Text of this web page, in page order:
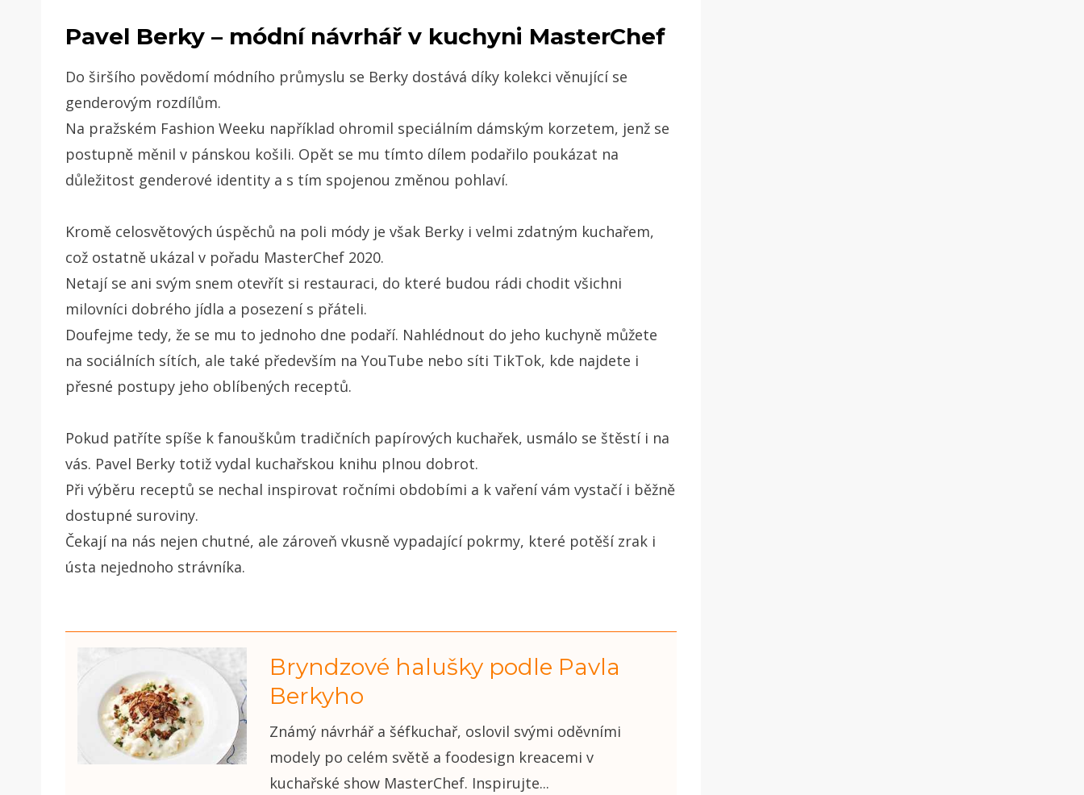
Pavel Berky – módní návrhář v kuchyni MasterChef
Do širšího povědomí módního průmyslu se Berky dostává díky kolekci věnující se
genderovým rozdílům.
Na pražském Fashion Weeku například ohromil speciálním dámským korzetem, jenž se
postupně měnil v pánskou košili. Opět se mu tímto dílem podařilo poukázat na
důležitost genderové identity a s tím spojenou změnou pohlaví.
Kromě celosvětových úspěchů na poli módy je však Berky i velmi zdatným kuchařem,
což ostatně ukázal v pořadu MasterChef 2020.
Netají se ani svým snem otevřít si restauraci, do které budou rádi chodit všichni
milovníci dobrého jídla a posezení s přáteli.
Doufejme tedy, že se mu to jednoho dne podaří. Nahlédnout do jeho kuchyně můžete
na sociálních sítích, ale také především na YouTube nebo síti TikTok, kde najdete i
přesné postupy jeho oblíbených receptů.
Pokud patříte spíše k fanouškům tradičních papírových kuchařek, usmálo se štěstí i na
vás. Pavel Berky totiž vydal kuchařskou knihu plnou dobrot.
Při výběru receptů se nechal inspirovat ročními obdobími a k vaření vám vystačí i běžně
dostupné suroviny.
Čekají na nás nejen chutné, ale zároveň vkusně vypadající pokrmy, které potěší zrak i
ústa nejednoho strávníka.
Bryndzové halušky podle Pavla
Berkyho
Známý návrhář a šéfkuchař, oslovil svými oděvními
modely po celém světě a foodesign kreacemi v
kuchařské show MasterChef. Inspirujte...